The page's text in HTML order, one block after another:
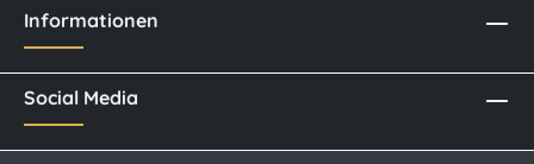
Social Media
Informationen